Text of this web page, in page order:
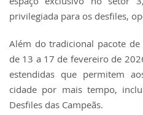
privilegiada para os desfiles,
Além do tradicional pacote
de 13 a 17 de fevereiro de
estendidas que permitem
cidade por mais tempo,
Desfiles das Campeãs.